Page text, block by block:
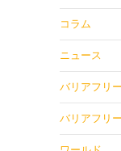
コラム
ニュース
バリアフリ
バリアフリ